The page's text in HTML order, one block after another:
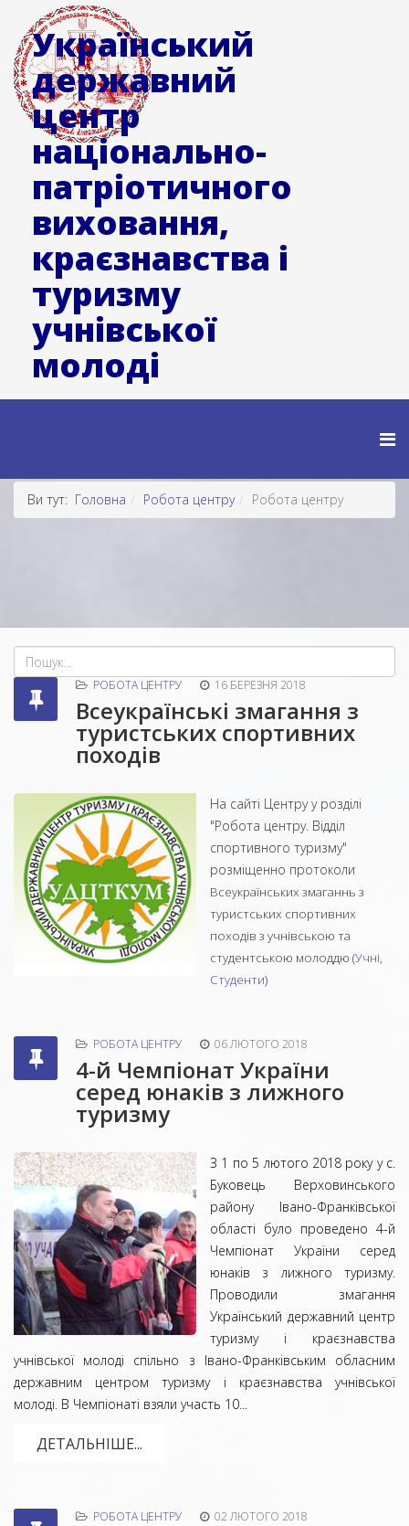
Український
державний
центр
національно-
патріотичного
виховання,
краєзнавства і
туризму
учнівської
молоді
Ви тут: Головна Робота центру Робота центру
РОБОТА ЦЕНТРУ 16 БЕРЕЗНЯ 2018
Всеукраїнські змагання з
туристських спортивних
походів
На сайті Центру у розділі
"Робота центру. Відділ
спортивного туризму"
розміщенно протоколи
Всеукраїнських змаганнь з
туристських спортивних
походів з учнівською та
студентською молоддю (Учні,
Студенти)
РОБОТА ЦЕНТРУ 06 ЛЮТОГО 2018
4-й Чемпіонат України
серед юнаків з лижного
туризму
З 1 по 5 лютого 2018 року у с.
Буковець Верховинського
району Івано-Франківської
області було проведено 4-й
Чемпіонат України серед
юнаків з лижного туризму.
Проводили змагання
Український державний центр
туризму і краєзнавства
учнівської молоді спільно з Івано-Франківським обласним
державним центром туризму і краєзнавства учнівської
молоді. В Чемпіонаті взяли участь 10...
ДЕТАЛЬНІШЕ...
РОБОТА ЦЕНТРУ 02 ЛЮТОГО 2018